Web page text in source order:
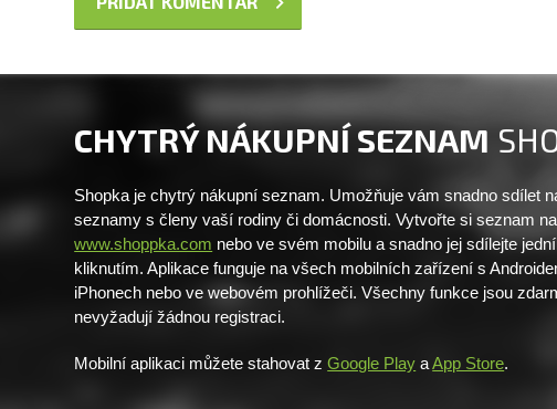
CHYTRÝ NÁKUPNÍ SEZNAM
Shopka je chytrý nákupní seznam. Umožňuje vám snadno sdílet
seznamy s členy vaší rodiny či domácnosti. Vytvořte si seznam
www.shoppka.com nebo ve svém mobilu a snadno jej sdílejte
kliknutím. Aplikace funguje na všech mobilních zařízení s
iPhonech nebo ve webovém prohlížeči. Všechny funkce jsou
nevyžadují žádnou registraci.
Mobilní aplikaci můžete stahovat zGoogle Play aApp Store.